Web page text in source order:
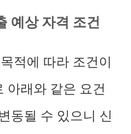
예상 자격 조건
적에 따라 조건이
아래와 같은 요건
동될 수 있으니 신